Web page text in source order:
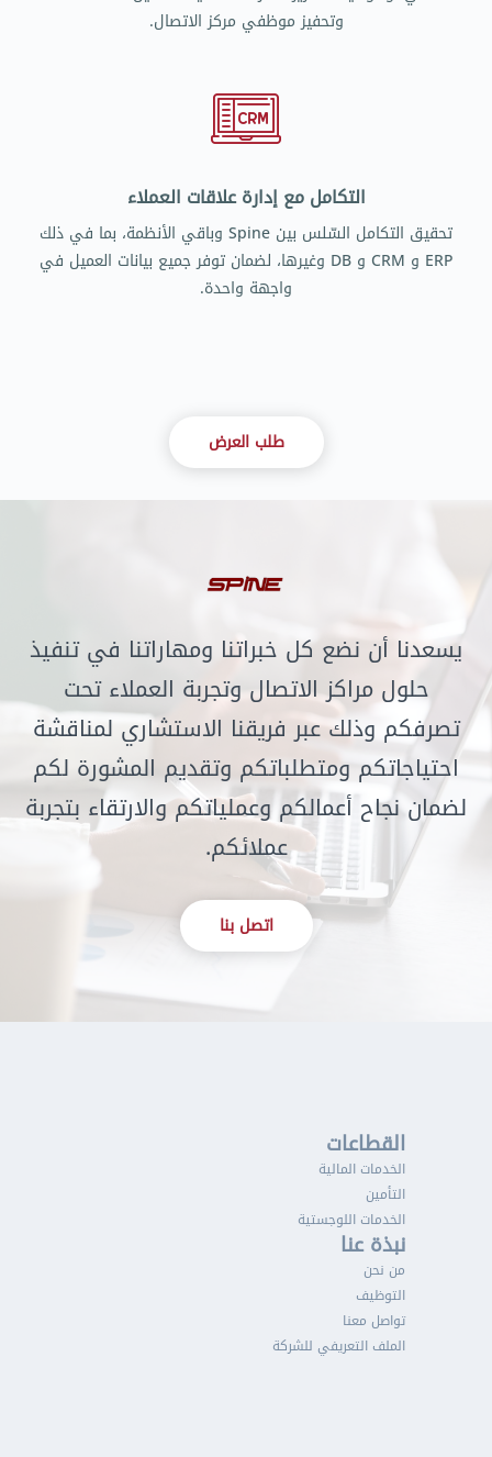
التكامل مع إدارة علاقات العملاء
تحقيق التكامل السّلس بين Spine وباقي الأنظمة، بما في ذلك
ERP و CRM و DB وغيرها، لضمان توفر جميع بيانات العميل في
واجهة واحدة.
وتحفيز موظفي مركز الاتصال.
طلب العرض
يسعدنا أن نضع كل خبراتنا ومهاراتنا في تنفيذ
حلول مراكز الاتصال وتجربة العملاء تحت
تصرفكم وذلك عبر فريقنا الاستشاري لمناقشة
احتياجاتكم ومتطلباتكم وتقديم المشورة لكم
لضمان نجاح أعمالكم وعملياتكم والارتقاء بتجربة
عملائكم.
اتصل بنا
القطاعات
الخدمات المالية
التأمين
الخدمات اللوجستية
نبذة عنا
من نحن
التوظيف
تواصل معنا
الملف التعريفي للشركة